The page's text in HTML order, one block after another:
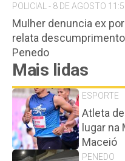
POLICIAL - 8 DE AGOSTO
Mulher denuncia ex
relata
Penedo
Mais lidas
ESPORTE
Atleta
lugar na
Maceió
PENEDO